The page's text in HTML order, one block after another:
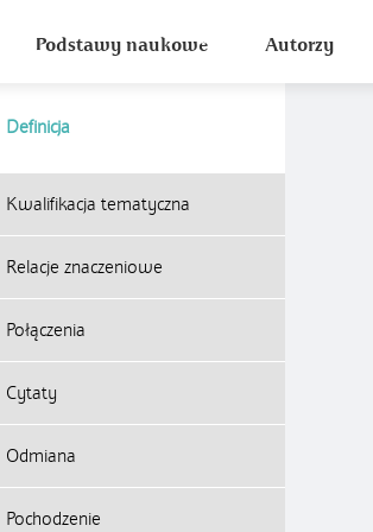
Podstawy naukowe Autorzy
Definicja
Kwalifikacja tematyczna
Relacje znaczeniowe
Połączenia
Cytaty
Odmiana
Pochodzenie